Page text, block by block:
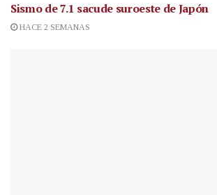
Sismo de 7.1 sacude suroeste de Japón
HACE 2 SEMANAS